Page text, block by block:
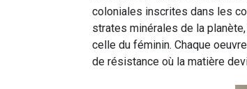
coloniales inscrites dans les
strates minérales de la
celle du féminin. Chaque
de résistance où la matière